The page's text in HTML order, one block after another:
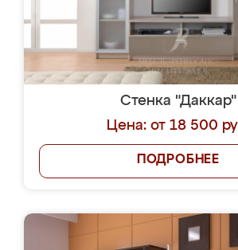
Стенка "Даккар"
Цена: от 18 500
ПОДРОБНЕЕ